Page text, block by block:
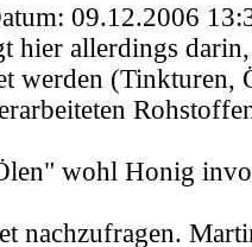
09.12.2006
hier allerdings
werden (Tinkturen,
wohl Honig
nachzufragen.